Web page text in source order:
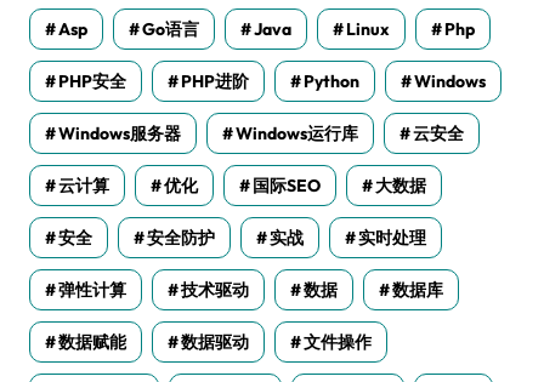
Asp Go语言 Java Linux Php
PHP安全 PHP进阶 Python Windows
Windows服务器 Windows运行库 云安全
云计算 优化 国际SEO 大数据
安全 安全防护 实战 实时处理
弹性计算 技术驱动 数据 数据库
数据赋能 数据驱动 文件操作